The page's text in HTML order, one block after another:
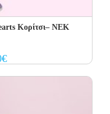
Κορίτσι– NEK
€Current
price